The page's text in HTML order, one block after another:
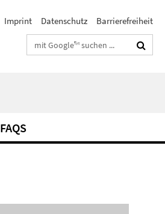
Imprint Datenschutz
Barrierefreiheit
Suchbegriffe
FAQS